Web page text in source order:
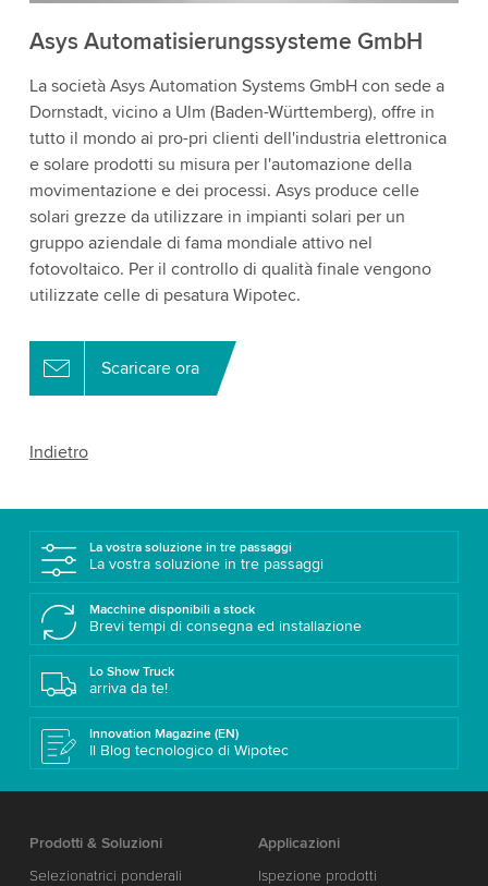
Asys Automatisierungssysteme GmbH
La società Asys Automation Systems GmbH con sede a
Dornstadt, vicino a Ulm (Baden-Württemberg), offre in
tutto il mondo ai pro-pri clienti dell'industria elettronica
e solare prodotti su misura per l'automazione della
movimentazione e dei processi. Asys produce celle
solari grezze da utilizzare in impianti solari per un
gruppo aziendale di fama mondiale attivo nel
fotovoltaico. Per il controllo di qualità finale vengono
utilizzate celle di pesatura Wipotec.
Scaricare ora
Indietro
La vostra soluzione in tre passaggi
La vostra soluzione in tre passaggi
Macchine disponibili a stock
Brevi tempi di consegna ed installazione
Lo Show Truck
arriva da te!
Innovation Magazine (EN)
Il Blog tecnologico di Wipotec
Prodotti & Soluzioni
Selezionatrici ponderali
Applicazioni
Ispezione prodotti